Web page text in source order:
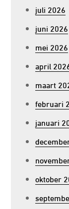
juli 2026
juni 2026
mei 2026
april
maart
februari
januari
oktober